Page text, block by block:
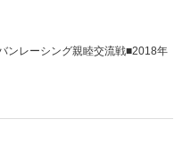
ンレーシング親睦交流戦■2018年